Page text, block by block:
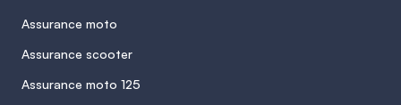
Assurance moto
Assurance scooter
Assurance moto 125